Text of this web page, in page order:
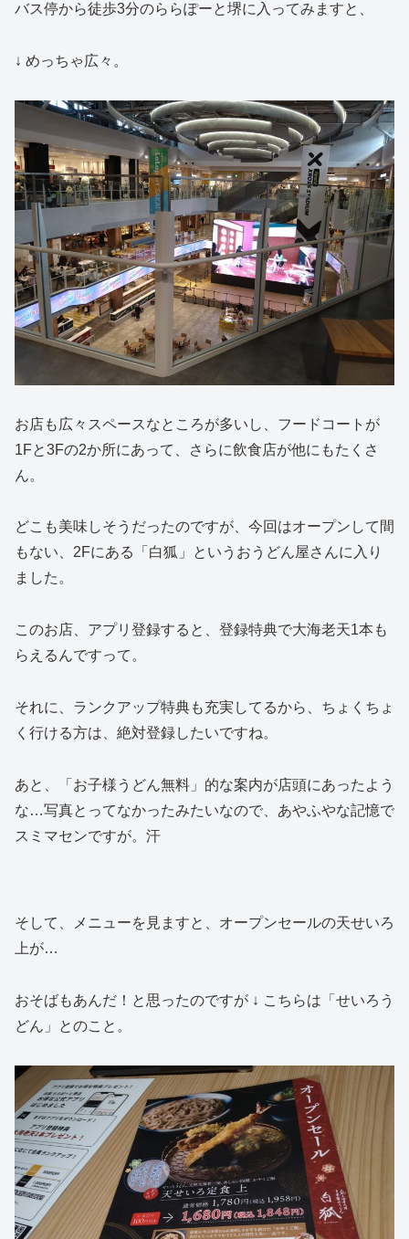
バス停から徒歩3分のららぽーと堺に入ってみますと、
↓ めっちゃ広々。
お店も広々スペースなところが多いし、フードコートが
1Fと3Fの2か所にあって、さらに飲食店が他にもたくさ
ん。
どこも美味しそうだったのですが、今回はオープンして間
もない、2Fにある「白狐」というおうどん屋さんに入り
ました。
このお店、アプリ登録すると、登録特典で大海老天1本も
らえるんですって。
それに、ランクアップ特典も充実してるから、ちょくちょ
く行ける方は、絶対登録したいですね。
あと、「お子様うどん無料」的な案内が店頭にあったよう
な…写真とってなかったみたいなので、あやふやな記憶で
スミマセンですが。汗
そして、メニューを見ますと、オープンセールの天せいろ
上が…
おそばもあんだ！と思ったのですが ↓ こちらは「せいろう
どん」とのこと。